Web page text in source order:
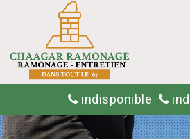
indisponible